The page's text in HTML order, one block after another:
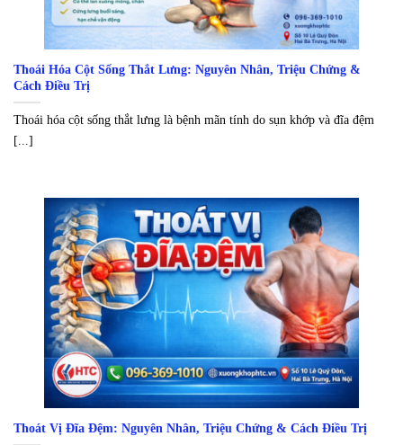
Thoái Hóa Cột Sống Thắt Lưng: Nguyên Nhân, Triệu Chứng &
Cách Điều Trị
Thoái hóa cột sống thắt lưng là bệnh mãn tính do sụn khớp và đĩa đệm
[...]
Thoát Vị Đĩa Đệm: Nguyên Nhân, Triệu Chứng & Cách Điều Trị